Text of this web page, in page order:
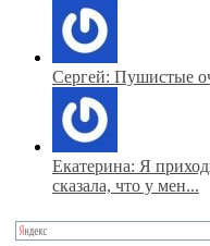
Сергей: Пушистые
Екатерина: Я
сказала, что у мен...